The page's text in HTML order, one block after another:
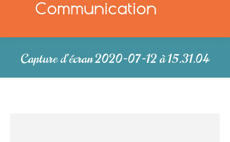
Capture d’écran 2020-07-12 à 15.31.04